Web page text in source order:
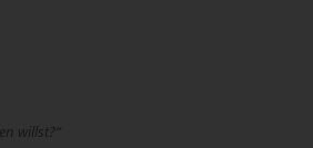
willst?“